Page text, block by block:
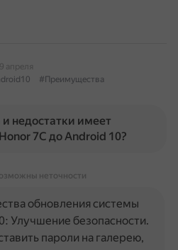
апреля
#Преимущества
недостатки имеет
7C до Android 10?
неточности
обновления системы
Улучшение безопасности.
пароли на галерею,